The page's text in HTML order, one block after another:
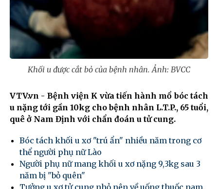
Khối u được cắt bỏ của bệnh nhân. Ảnh: BVCC
VTV.vn - Bệnh viện K vừa tiến hành mổ bóc tách
u nặng tới gần 10kg cho bệnh nhân L.T.P., 65 tuổi,
quê ở Nam Định với chẩn đoán u tử cung.
Bóc tách khối u xơ "trú ẩn" nhiều năm trong cơ
thể người phụ nữ Lào
Người phụ nữ mang khối u xơ nặng 9,3kg sau 3
năm bị "bỏ quên"
Tưởng u xơ tử cung nhỏ nên về uống thuốc nam,